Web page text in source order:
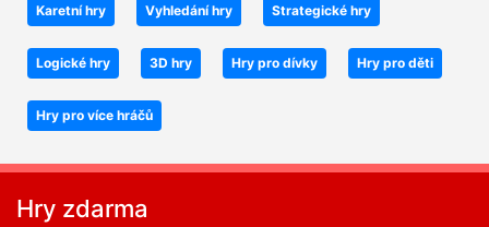
Karetní hry Vyhledání hry Strategické hry
Logické hry 3D hry Hry pro dívky Hry pro děti
Hry pro více hráčů
Hry zdarma